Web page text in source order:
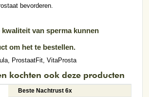
bevorderen.
van sperma kunnen
om het te bestellen.
, ProstaatFit, VitaProsta
kochten ook deze producten
Beste Nachtrust 6x